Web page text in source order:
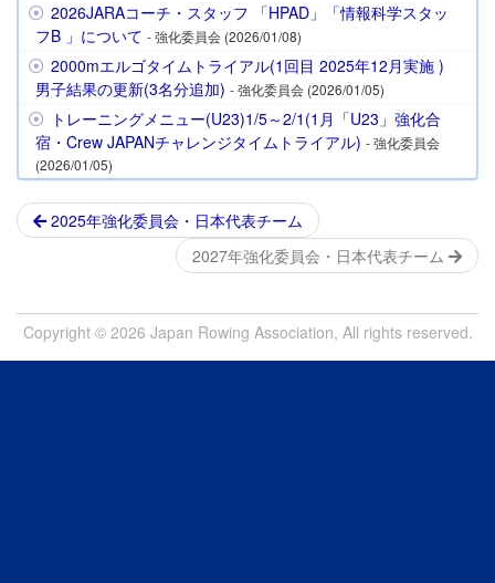
2026JARAコーチ・スタッフ 「HPAD」「情報科学スタッ
フB 」について - 強化委員会 (2026/01/08)
2000mエルゴタイムトライアル(1回目 2025年12月実施 )
男子結果の更新(3名分追加) - 強化委員会 (2026/01/05)
トレーニングメニュー(U23)1/5～2/1(1月「U23」強化合
宿・Crew JAPANチャレンジタイムトライアル) - 強化委員会
(2026/01/05)
2025年強化委員会・日本代表チーム
2027年強化委員会・日本代表チーム
Copyright © 2026 Japan Rowing Association, All rights reserved.